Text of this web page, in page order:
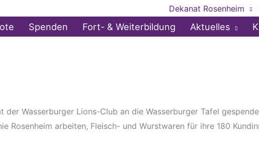
Dekanat Rosenheim
Spenden Fort- & Weiterbildung Aktuelles
Wasserburger Lions-Club an die Wasserburger Tafel
Rosenheim arbeiten, Fleisch- und Wurstwaren für ihre 180